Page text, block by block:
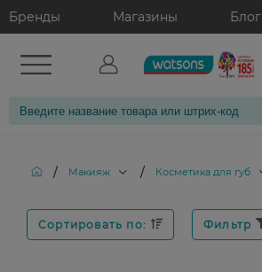
Бренды Магазины Блог
/ Макияж / Косметика для губ
Сортировать по: Фильтр